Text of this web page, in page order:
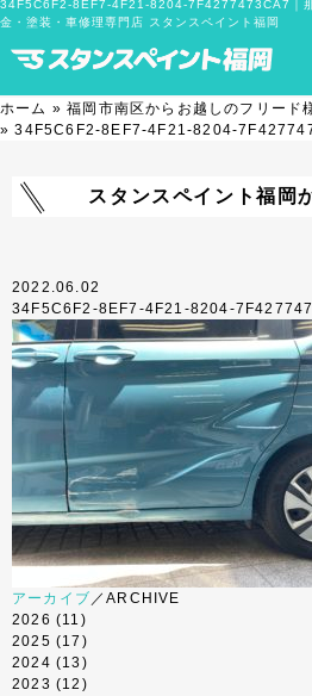
34F5C6F2-8EF7-4F21-8204-7F4277473CA7｜那
金・塗装・車修理専門店 スタンスペイント福岡
ホーム »福岡市南区からお越しのフリード
»34F5C6F2-8EF7-4F21-8204-
スタンスペイント福岡
2022.06.02
34F5C6F2-8EF7-4F21-8204-
アーカイブ ／ARCHIVE
2026 (11)
2025 (17)
2024 (13)
2023 (12)